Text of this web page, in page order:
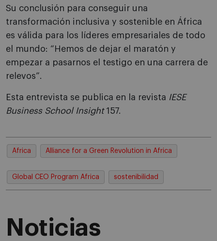
Su conclusión para conseguir una
transformación inclusiva y sostenible en África
es válida para los líderes empresariales de todo
el mundo: “Hemos de dejar el maratón y
empezar a pasarnos el testigo en una carrera de
relevos”.
Esta entrevista se publica en la revista IESE
Business School Insight157.
Africa Alliance for a Green Revolution in Africa
Global CEO Program Africa sostenibilidad
Noticias